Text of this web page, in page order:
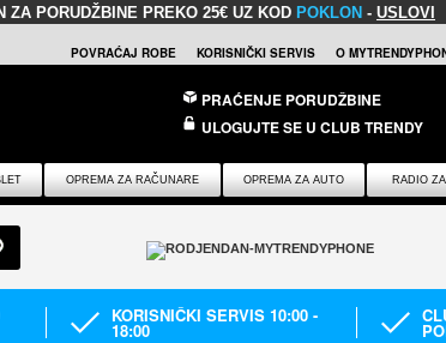
ZA PORUDŽBINE PREKO 25€ UZ KOD POKLON - USLOVI
POVRAĆAJ ROBE KORISNIČKI SERVIS O
PRAĆENJE PORUDŽBINE
ULOGUJTE SE U CLUB TRENDY
OPREMA ZA RAČUNARE OPREMA ZA AUTO RADIO
KORISNIČKI SERVIS 10:00 -
18:00